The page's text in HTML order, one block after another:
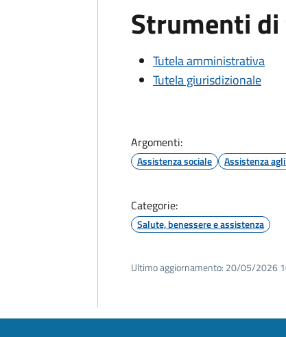
Strumenti
Tutela amministrativa
Tutela giurisdizionale
Argomenti:
Assistenza sociale Assistenza
Categorie:
Salute, benessere e assistenza
Ultimo aggiornamento: 20/05/2026